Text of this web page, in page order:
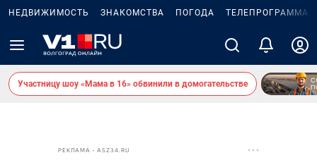
НЕДВИЖИМОСТЬ ЗНАКОМСТВА ПОГОДА ТЕЛЕПРОГРАММА
Участницу шоу «Мама в 16» обвинили в домогательстве
РЕКЛАМА • ASZ34.RU